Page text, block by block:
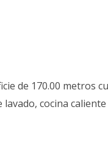
de 170.00 metros
cocina